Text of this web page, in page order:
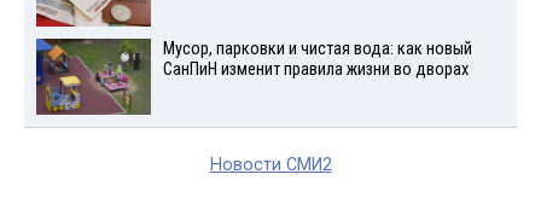
Мусор, парковки и чистая вода: как новый
СанПиН изменит правила жизни во дворах
Новости СМИ2